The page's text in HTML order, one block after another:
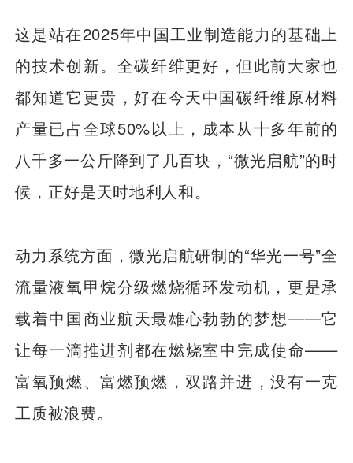
这是站在2025年中国工业制造能力的基础上
的技术创新。全碳纤维更好，但此前大家也
都知道它更贵，好在今天中国碳纤维原材料
产量已占全球50%以上，成本从十多年前的
八千多一公斤降到了几百块，“微光启航”的时
候，正好是天时地利人和。
动力系统方面，微光启航研制的“华光一号”全
流量液氧甲烷分级燃烧循环发动机，更是承
载着中国商业航天最雄心勃勃的梦想——它
让每一滴推进剂都在燃烧室中完成使命——
富氧预燃、富燃预燃，双路并进，没有一克
工质被浪费。